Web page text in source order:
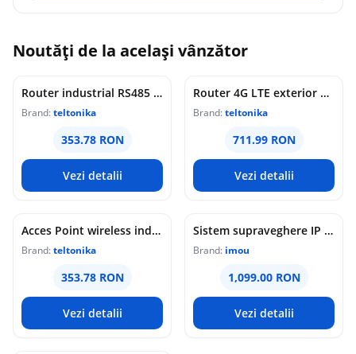
Noutăți de la același vânzător
Router industrial RS485 Teltonika RUT145, WiFi 4, 2x porturi Ethernet 10/100 Mbps, 1x RP-SMA, PoE pasiv, maganement de la distanta, montaj sina DIN
Brand:teltonika
353.78 RON
Vezi detalii
Router 4G LTE exterior Teltonika OTD144, WiFi, Cat 4, 150 Mbps, 2x porturi Ethernet, dual SIM, PoE, management de la distanta
Brand:teltonika
711.99 RON
Vezi detalii
Acces Point wireless industrial Teltonika DAP145, RS485, WiFi 4, Mesh, STA, 1x antena RP-SMA, 2x LAN 10/100 Mbps, PoE pasiv, sina DIN
Brand:teltonika
353.78 RON
Vezi detalii
Sistem supraveghere IP WiFi 6 cu panou solar Imou Full Color AOV AIR 2, 2 camere, 5MP, slot card, microfon/difuzor, IR/lumina alba 15m, 5000mAh, detectie om/vehicul, sirena
Brand: imou
1,099.00 RON
Vezi detalii